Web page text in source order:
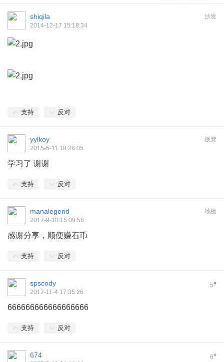
沙发
shiqila
2014-12-17 15:18:34
支持 反对
板凳
yylkoy
2015-5-11 18:26:05
学习了 谢谢
支持 反对
地板
manalegend
2017-9-18 15:09:56
感谢分享，顺便赚石币
支持 反对
5#
spscody
2017-11-4 17:35:26
666666666666666666
支持 反对
6#
674